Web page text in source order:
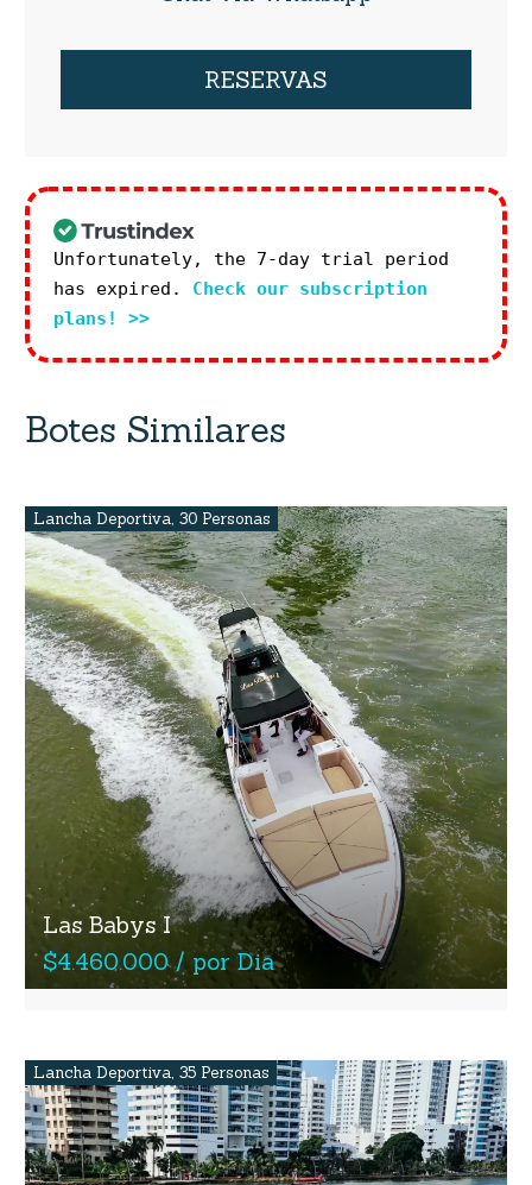
RESERVAS
Unfortunately, the 7-day trial period
has expired. Check our subscription
plans! >>
Botes Similares
Lancha Deportiva, 30 Personas
Las Babys I
$4.460.000 / por Dia
Lancha Deportiva, 35 Personas